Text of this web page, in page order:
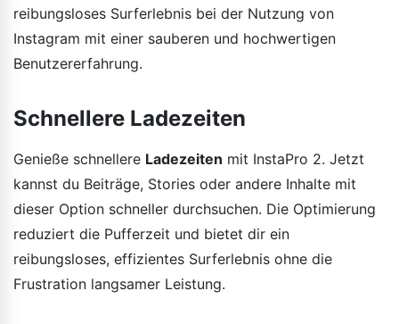
reibungsloses Surferlebnis bei der Nutzung von
Instagram mit einer sauberen und hochwertigen
Benutzererfahrung.
Schnellere Ladezeiten
Genieße schnellere Ladezeiten mit InstaPro 2. Jetzt
kannst du Beiträge, Stories oder andere Inhalte mit
dieser Option schneller durchsuchen. Die Optimierung
reduziert die Pufferzeit und bietet dir ein
reibungsloses, effizientes Surferlebnis ohne die
Frustration langsamer Leistung.